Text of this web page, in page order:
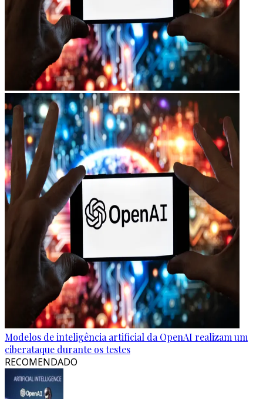
Modelos de inteligência artificial da OpenAI realizam um
ciberataque durante os testes
RECOMENDADO